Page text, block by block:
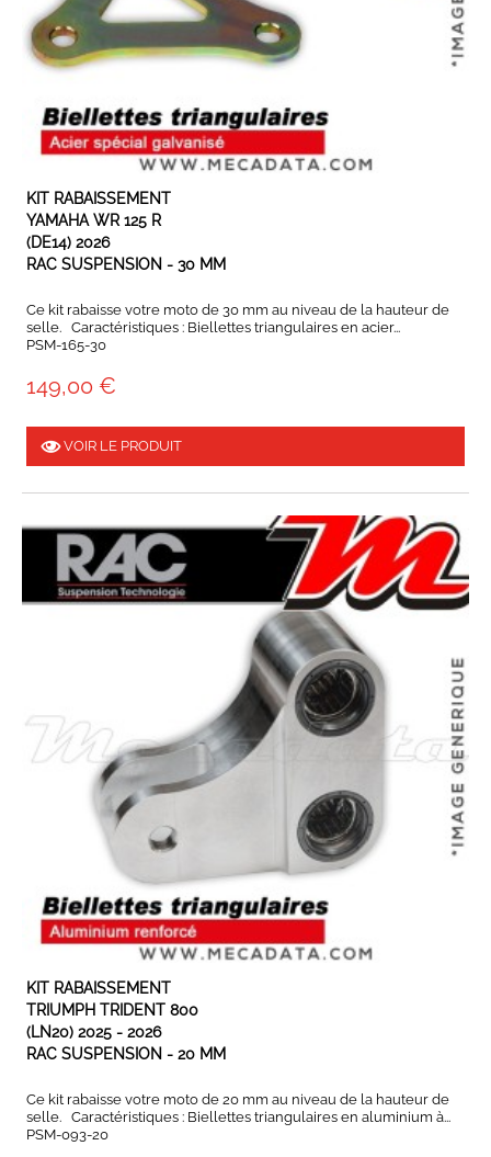
KIT RABAISSEMENT
YAMAHA WR 125 R
(DE14) 2026
RAC SUSPENSION - 30 MM
Ce kit rabaisse votre moto de 30 mm au niveau de la hauteur de
selle. Caractéristiques : Biellettes triangulaires en acier...
PSM-165-30
149,00 €
VOIR LE PRODUIT
KIT RABAISSEMENT
TRIUMPH TRIDENT 800
(LN20) 2025 - 2026
RAC SUSPENSION - 20 MM
Ce kit rabaisse votre moto de 20 mm au niveau de la hauteur de
selle. Caractéristiques : Biellettes triangulaires en aluminium à...
PSM-093-20